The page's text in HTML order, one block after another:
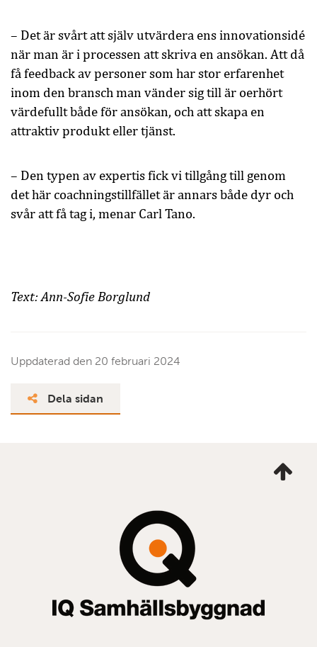
– Det är svårt att själv utvärdera ens innovationsidé
när man är i processen att skriva en ansökan. Att då
få feedback av personer som har stor erfarenhet
inom den bransch man vänder sig till är oerhört
värdefullt både för ansökan, och att skapa en
attraktiv produkt eller tjänst.
– Den typen av expertis fick vi tillgång till genom
det här coachningstillfället är annars både dyr och
svår att få tag i, menar Carl Tano.
Text: Ann-Sofie Borglund
Uppdaterad den 20 februari 2024
Dela sidan
mig